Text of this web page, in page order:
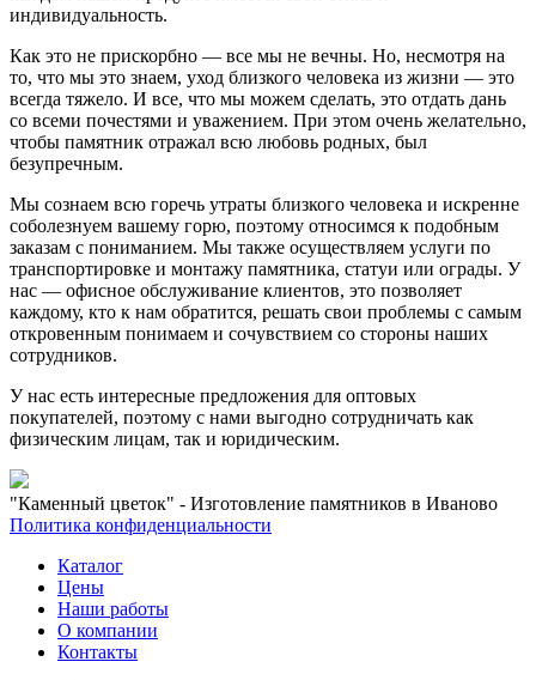
индивидуальность.
Как это не прискорбно — все мы не вечны. Но, несмотря на
то, что мы это знаем, уход близкого человека из жизни — это
всегда тяжело. И все, что мы можем сделать, это отдать дань
со всеми почестями и уважением. При этом очень желательно,
чтобы памятник отражал всю любовь родных, был
безупречным.
Мы сознаем всю горечь утраты близкого человека и искренне
соболезнуем вашему горю, поэтому относимся к подобным
заказам с пониманием. Мы также осуществляем услуги по
транспортировке и монтажу памятника, статуи или ограды. У
нас — офисное обслуживание клиентов, это позволяет
каждому, кто к нам обратится, решать свои проблемы с самым
откровенным понимаем и сочувствием со стороны наших
сотрудников.
У нас есть интересные предложения для оптовых
покупателей, поэтому с нами выгодно сотрудничать как
физическим лицам, так и юридическим.
"Каменный цветок" - Изготовление памятников в Иваново
Политика конфиденциальности
Каталог
Цены
Наши работы
О компании
Контакты